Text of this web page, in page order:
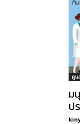
ดูแ
ม
ป